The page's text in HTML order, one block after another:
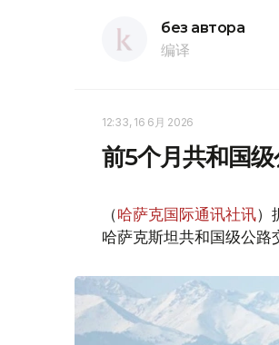
без автора
编译
12:33, 16 6月 2026
前5个月共和国
（哈萨克国际通讯社讯）
哈萨克斯坦共和国级公路